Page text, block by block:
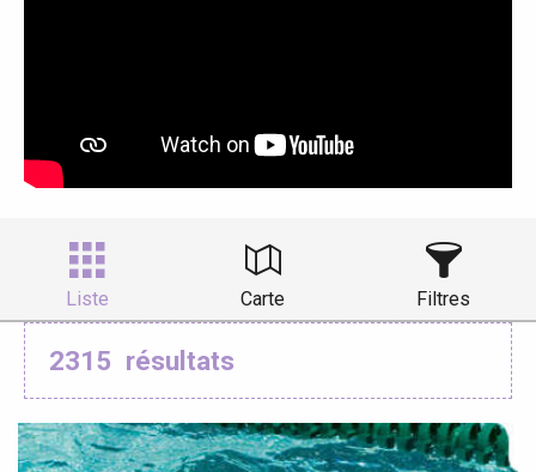
Liste Carte Filtres
2315 résultats